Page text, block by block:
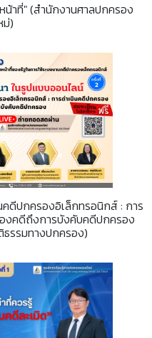
น้าที่" (สำนักงานศาลปกครอง
ม่)
ดีปกครองอิเล็กทรอนิกส์ : การ
งคดีถึงการบังคับคดีปกครอง
รรมทางปกครอง)